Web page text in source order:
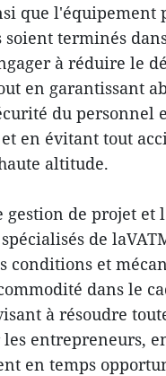
que l'équipement
soient terminés
à réduire le
en garantissant
du personnel
en évitant tout
altitude.
gestion de projet et
de
conditions et
dans le
à résoudre
entrepreneurs,
en temps